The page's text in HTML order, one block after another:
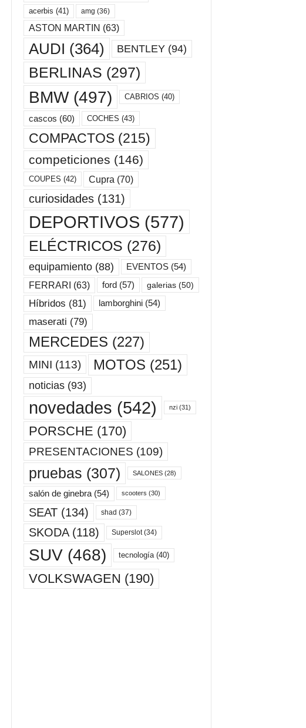
acerbis (41) amg (36)
ASTON MARTIN (63)
AUDI (364) BENTLEY(94)
BERLINAS (297)
BMW(497) CABRIOS (40)
cascos (60) COCHES (43)
COMPACTOS(215)
competiciones (146)
COUPES (42) Cupra (70)
curiosidades(131)
DEPORTIVOS (577)
ELÉCTRICOS (276)
equipamiento(88) EVENTOS(54)
FERRARI (63) ford(57) galerias(50)
Híbridos (81) lamborghini(54)
maserati (79)
MERCEDES (227)
MINI (113) MOTOS (251)
noticias(93)
novedades (542) nzi(31)
PORSCHE (170)
PRESENTACIONES (109)
pruebas (307) SALONES(28)
salón de ginebra(54) scooters (30)
SEAT(134) shad (37)
SKODA(118) Superslot(34)
SUV(468) tecnología(40)
VOLKSWAGEN (190)